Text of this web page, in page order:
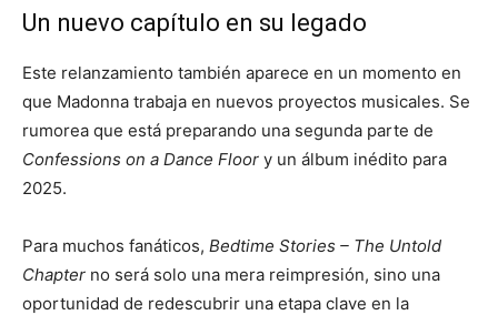
Un nuevo capítulo en su legado
Este relanzamiento también aparece en un momento en
que Madonna trabaja en nuevos proyectos musicales. Se
rumorea que está preparando una segunda parte de
Confessions on a Dance Floor y un álbum inédito para
2025.
Para muchos fanáticos, Bedtime Stories – The Untold
Chapter no será solo una mera reimpresión, sino una
oportunidad de redescubrir una etapa clave en la